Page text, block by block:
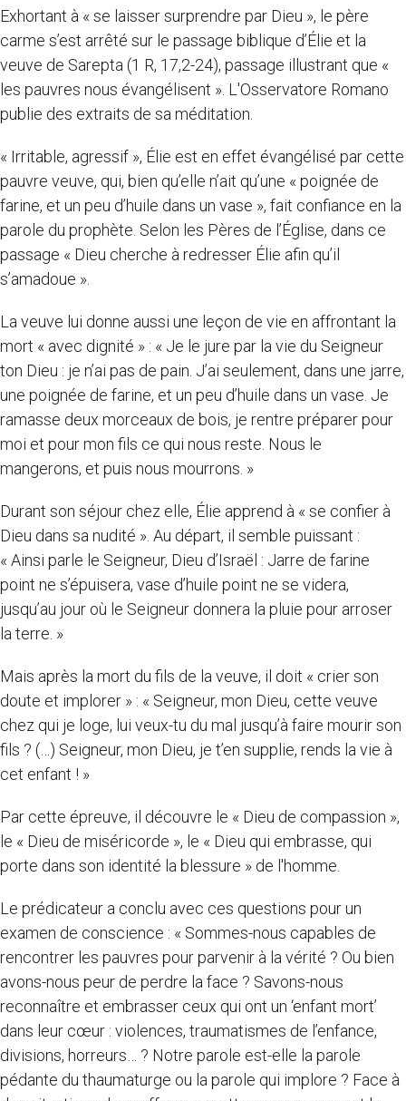
Exhortant à « se laisser surprendre par Dieu », le père
carme s’est arrêté sur le passage biblique d’Élie et la
veuve de Sarepta (1 R, 17,2-24), passage illustrant que «
les pauvres nous évangélisent ». L'Osservatore Romano
publie des extraits de sa méditation.
« Irritable, agressif », Élie est en effet évangélisé par cette
pauvre veuve, qui, bien qu’elle n’ait qu’une « poignée de
farine, et un peu d’huile dans un vase », fait confiance en la
parole du prophète. Selon les Pères de l’Église, dans ce
passage « Dieu cherche à redresser Élie afin qu’il
s’amadoue ».
La veuve lui donne aussi une leçon de vie en affrontant la
mort « avec dignité » : « Je le jure par la vie du Seigneur
ton Dieu : je n’ai pas de pain. J’ai seulement, dans une jarre,
une poignée de farine, et un peu d’huile dans un vase. Je
ramasse deux morceaux de bois, je rentre préparer pour
moi et pour mon fils ce qui nous reste. Nous le
mangerons, et puis nous mourrons. »
Durant son séjour chez elle, Élie apprend à « se confier à
Dieu dans sa nudité ». Au départ, il semble puissant :
« Ainsi parle le Seigneur, Dieu d’Israël : Jarre de farine
point ne s’épuisera, vase d’huile point ne se videra,
jusqu’au jour où le Seigneur donnera la pluie pour arroser
la terre. »
Mais après la mort du fils de la veuve, il doit « crier son
doute et implorer » : « Seigneur, mon Dieu, cette veuve
chez qui je loge, lui veux-tu du mal jusqu’à faire mourir son
fils ? (…) Seigneur, mon Dieu, je t’en supplie, rends la vie à
cet enfant ! »
Par cette épreuve, il découvre le « Dieu de compassion »,
le « Dieu de miséricorde », le « Dieu qui embrasse, qui
porte dans son identité la blessure » de l'homme.
Le prédicateur a conclu avec ces questions pour un
examen de conscience : « Sommes-nous capables de
rencontrer les pauvres pour parvenir à la vérité ? Ou bien
avons-nous peur de perdre la face ? Savons-nous
reconnaître et embrasser ceux qui ont un ‘enfant mort’
dans leur cœur : violences, traumatismes de l’enfance,
divisions, horreurs… ? Notre parole est-elle la parole
pédante du thaumaturge ou la parole qui implore ? Face à